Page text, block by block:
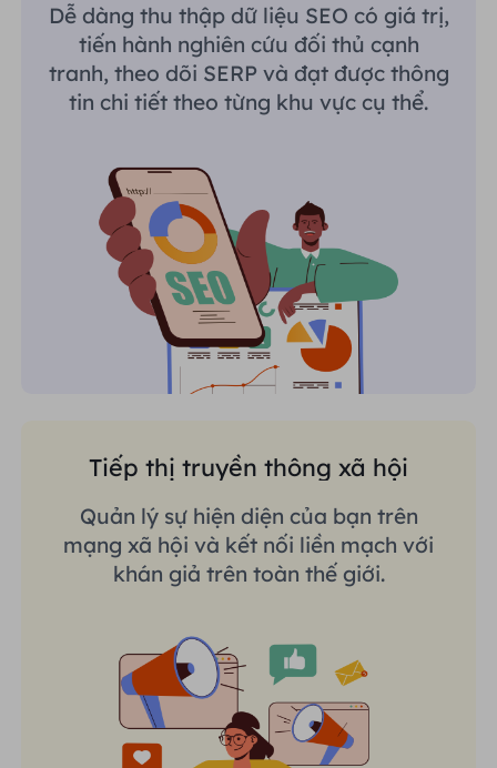
Dễ dàng thu thập dữ liệu SEO có giá trị,
tiến hành nghiên cứu đối thủ cạnh
tranh, theo dõi SERP và đạt được thông
tin chi tiết theo từng khu vực cụ thể.
Tiếp thị truyền thông xã hội
Quản lý sự hiện diện của bạn trên
mạng xã hội và kết nối liền mạch với
khán giả trên toàn thế giới.